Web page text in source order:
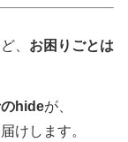
、 お困りごとは
hideが、
けします。